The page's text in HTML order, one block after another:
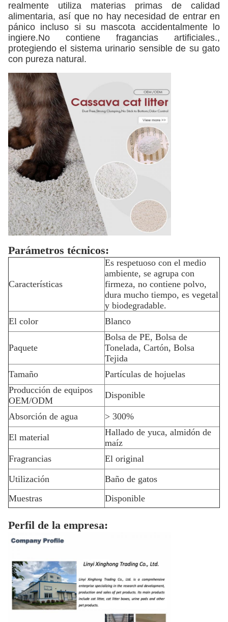
realmente utiliza materias primas de calidad
alimentaria, así que no hay necesidad de entrar en
pánico incluso si su mascota accidentalmente lo
ingiere.No contiene fragancias artificiales.,
protegiendo el sistema urinario sensible de su gato
con pureza natural.
Parámetros técnicos:
Características
Es respetuoso con el medio
ambiente, se agrupa con
firmeza, no contiene polvo,
dura mucho tiempo, es vegetal
y biodegradable.
El color
Blanco
Paquete
Bolsa de PE, Bolsa de
Tonelada, Cartón, Bolsa
Tejida
Tamaño
Partículas de hojuelas
Producción de equipos
OEM/ODM
Disponible
Absorción de agua > 300%
El material
Hallado de yuca, almidón de
maíz
Fragrancias
El original
Utilización
Baño de gatos
Muestras
Disponible
Perfil de la empresa: